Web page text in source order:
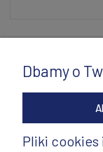
Dbamy o
Pliki